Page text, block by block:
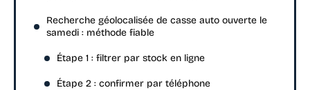
Recherche géolocalisée de casse auto ouverte le
samedi : méthode fiable
Étape 1 : filtrer par stock en ligne
Étape 2 : confirmer par téléphone